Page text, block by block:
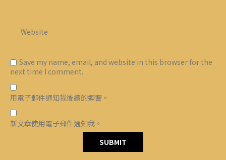
Save my name, email, and website in this browser for the
next time I comment.
用電子郵件通知我後續的迴響。
新文章使用電子郵件通知我。